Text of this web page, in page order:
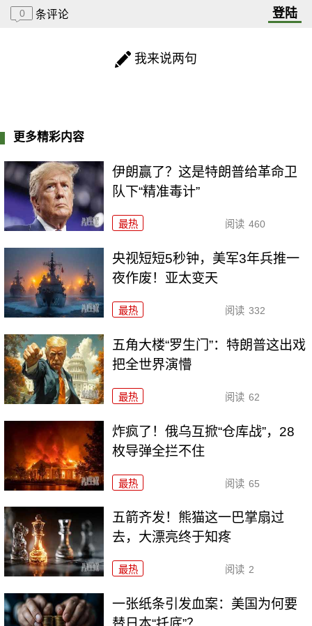
0 条评论 登陆
我来说两句
更多精彩内容
伊朗赢了？这是特朗普给革命卫
队下“精准毒计”
最热 阅读 460
央视短短5秒钟，美军3年兵推一
夜作废！亚太变天
最热 阅读 332
五角大楼“罗生门”：特朗普这出戏
把全世界演懵
最热 阅读 62
炸疯了！俄乌互掀“仓库战”，28
枚导弹全拦不住
最热 阅读 65
五箭齐发！熊猫这一巴掌扇过
去，大漂亮终于知疼
最热 阅读 2
一张纸条引发血案：美国为何要